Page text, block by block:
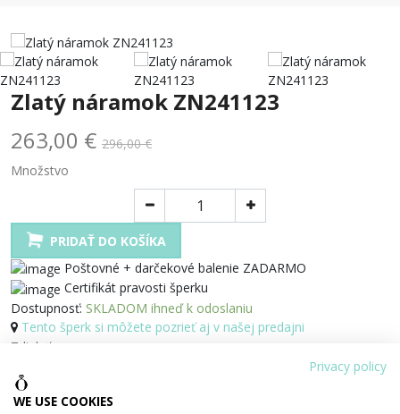
Zlatý náramok ZN241123
263,00 € 296,00 €
Množstvo
PRIDAŤ DO KOŠÍKA
Poštovné + darčekové balenie ZADARMO
Certifikát pravosti šperku
Dostupnosť: SKLADOM ihneď k odoslaniu
Tento šperk si môžete pozrieť aj v našej predajni
Zdielať
100% bezpečná platba
Privacy policy
WE USE COOKIES